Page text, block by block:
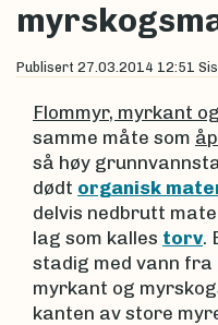
Publisert 27.03.2014 12:51
Flommyr, myrkant
samme måte som
så høy
dødt organisk
delvis nedbrutt
lag som kalles torv.
stadig med vann fra
myrkant og
kanten av store